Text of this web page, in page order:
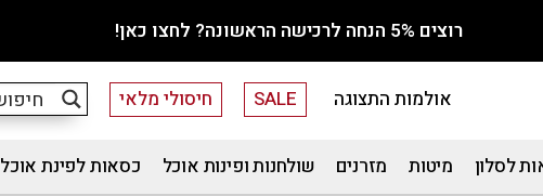
רוצים 5% הנחה לרכישה הראשונה? לחצו כאן!
אולמות התצוגה SALE חיסולי מלאי
לסלון מיטות מזרנים שולחנות ופינות אוכל כסאות לפינת אוכל